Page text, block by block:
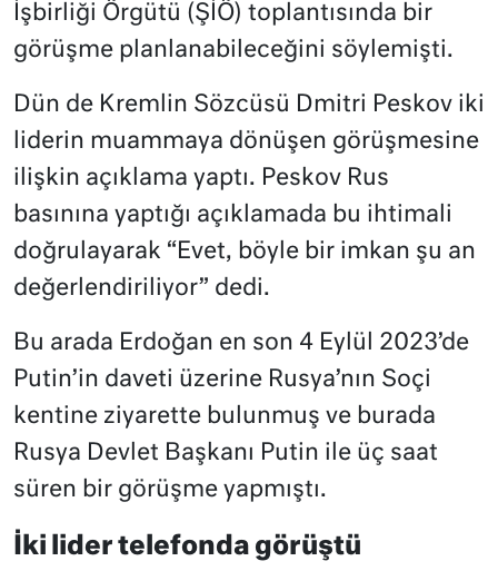
İşbirliği Örgütü (ŞİÖ) toplantısında bir
görüşme planlanabileceğini söylemişti.
Dün de Kremlin Sözcüsü Dmitri Peskov iki
liderin muammaya dönüşen görüşmesine
ilişkin açıklama yaptı. Peskov Rus
basınına yaptığı açıklamada bu ihtimali
doğrulayarak “Evet, böyle bir imkan şu an
değerlendiriliyor” dedi.
Bu arada Erdoğan en son 4 Eylül 2023’de
Putin’in daveti üzerine Rusya’nın Soçi
kentine ziyarette bulunmuş ve burada
Rusya Devlet Başkanı Putin ile üç saat
süren bir görüşme yapmıştı.
İki lider telefonda görüştü